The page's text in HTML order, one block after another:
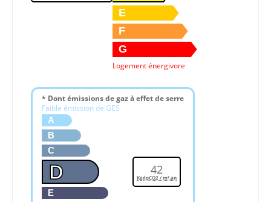
E
F
G
Logement énergivore
* Dont émissions de gaz à effet de serre
Faible émission de GES
A
B
C
D
E
42
KgéqCO2 / m².an